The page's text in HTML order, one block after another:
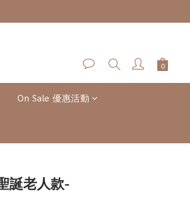
On Sale 優惠活動
誕老人款-